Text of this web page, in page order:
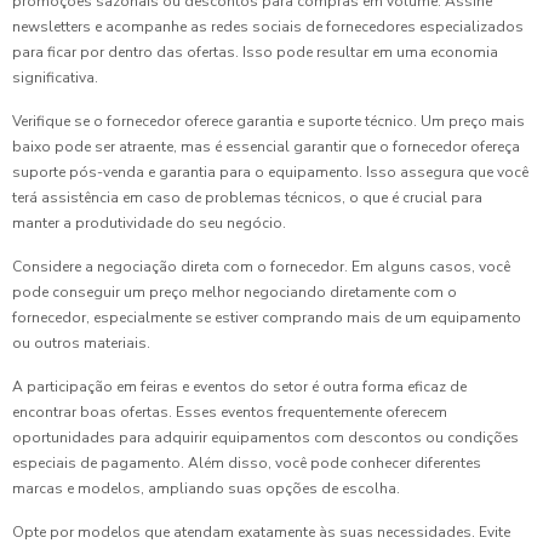
newsletters e acompanhe as redes sociais de fornecedores especializados
para ficar por dentro das ofertas. Isso pode resultar em uma economia
significativa.
Verifique se o fornecedor oferece garantia e suporte técnico. Um preço mais
baixo pode ser atraente, mas é essencial garantir que o fornecedor ofereça
suporte pós-venda e garantia para o equipamento. Isso assegura que você
terá assistência em caso de problemas técnicos, o que é crucial para
manter a produtividade do seu negócio.
Considere a negociação direta com o fornecedor. Em alguns casos, você
pode conseguir um preço melhor negociando diretamente com o
fornecedor, especialmente se estiver comprando mais de um equipamento
ou outros materiais.
A participação em feiras e eventos do setor é outra forma eficaz de
encontrar boas ofertas. Esses eventos frequentemente oferecem
oportunidades para adquirir equipamentos com descontos ou condições
especiais de pagamento. Além disso, você pode conhecer diferentes
marcas e modelos, ampliando suas opções de escolha.
Opte por modelos que atendam exatamente às suas necessidades. Evite